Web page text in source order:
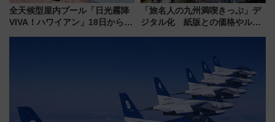
全天候型屋内プール「日光霧降
VIVA！ハワイアン」18日から営
「旅名人の九州満喫きっぷ」デ
ジタル化 紙版との価格やルー